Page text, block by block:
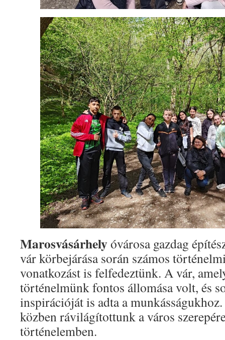
Marosvásárhelyóvárosa gazdag
vár körbejárása során számos
vonatkozást is felfedeztünk. A vár,
történelmünk fontos állomása volt, és
inspirációját is adta a
közben rávilágítottunk a város
történelemben.